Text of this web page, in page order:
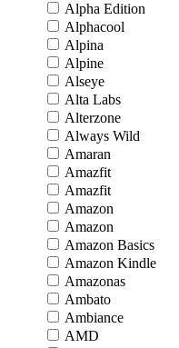
Alpha Edition
Alphacool
Alpina
Alpine
Alseye
Alta Labs
Alterzone
Always Wild
Amaran
Amazfit
Amazfit
Amazon
Amazon
Amazon Basics
Amazon Kindle
Amazonas
Ambato
Ambiance
AMD